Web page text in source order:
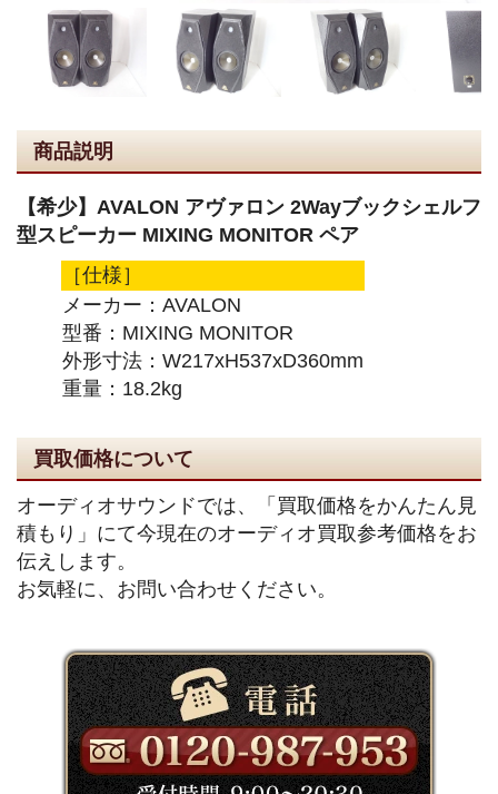
商品説明
【希少】AVALON アヴァロン 2Wayブックシェルフ
型スピーカー MIXING MONITOR ペア
［仕様］
メーカー：AVALON
型番：MIXING MONITOR
外形寸法：W217xH537xD360mm
重量：18.2kg
買取価格について
オーディオサウンドでは、「買取価格をかんたん見
積もり」にて今現在のオーディオ買取参考価格をお
伝えします。
お気軽に、お問い合わせください。